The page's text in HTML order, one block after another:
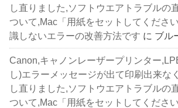
し直りました,ソフトウエアトラブルの
ついて,Mac「用紙をセットしてくださ
識しないエラーの改善方法です に ブル
Canon,キャノンレーザープリンター
し)エラーメッセージが出て印刷出来な
し直りました,ソフトウエアトラブルの
ついて,Mac「用紙をセットしてくださ